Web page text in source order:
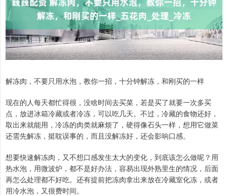
解冻肉，不要只用水泡，教你一招，十分钟解冻，和刚买的一样
现在的人每天都忙得很，没啥时间去买菜，若是买了就要一次多买
点，放进冰箱冷藏或者冷冻，可以吃几天。不过，冷藏的食物还好，
取出来就能用，冷冻的肉类就麻烦了，硬得像石头一样，想用它做菜
还需先解冻，挺耽误事的，而且没解冻好，还会影响口感。
想要快速解冻肉，又不想口感发生太大的变化，到底该怎么做呢？用
热水泡，用微波炉，都不是好办法，容易出现外熟里生的情况，后面
再怎么处理都不好吃。还有提前把冻肉拿出来放在冷藏室化冻，或者
用冷水泡，又很费时间。